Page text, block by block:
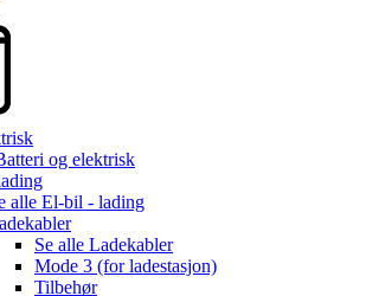
og elektrisk
alle El-bil - lading
Se alle Ladekabler
Mode 3 (for ladestasjon)
Tilbehør